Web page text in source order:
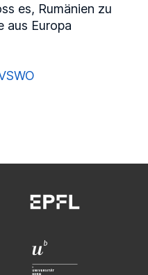
es, Rumänien zu
aus Europa